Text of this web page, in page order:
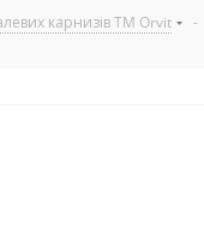
карнизів TM Orvit -